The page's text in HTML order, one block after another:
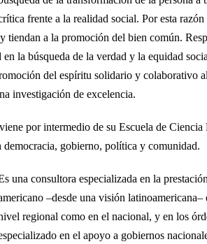
frente a la realidad social. Por esta
a la promoción del bien común.
la búsqueda de la verdad y la equidad
del espíritu solidario y
investigación de excelencia.
por intermedio de su Escuela de
democracia, gobierno, política y comunidad.
una consultora especializada en la
–desde una visión
regional como en el nacional, y en los
en el apoyo a gobiernos